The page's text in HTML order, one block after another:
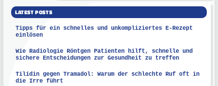
LATEST POSTS
Tipps für ein schnelles und unkompliziertes E-Rezept
einlösen
Wie Radiologie Röntgen Patienten hilft, schnelle und
sichere Entscheidungen zur Gesundheit zu treffen
Tilidin gegen Tramadol: Warum der schlechte Ruf oft in
die Irre führt